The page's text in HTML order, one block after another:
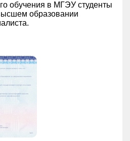
обучения в МГЭУ студенты
образовании